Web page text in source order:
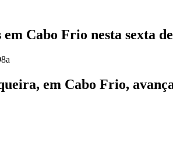
em Cabo Frio nesta sexta
em Cabo Frio,